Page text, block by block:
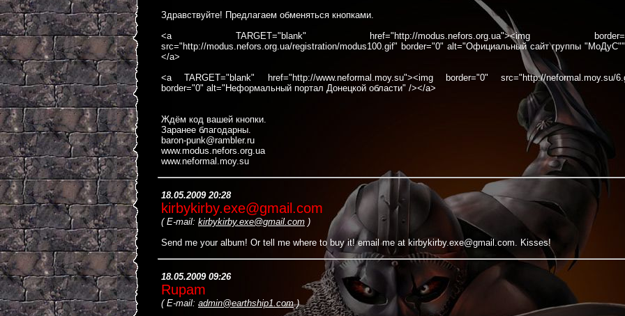
Здравствуйте! Предлагаем обменяться кнопками.
<a TARGET="blank" href="http://modus.nefors.org.ua"><img
src="http://modus.nefors.org.ua/registration/modus100.gif" border="0" alt="Официальный сайт группы
</a>
<a TARGET="blank" href="http://www.neformal.moy.su"><img border="0" src="http://neformal.moy.su/
border="0" alt="Неформальный портал Донецкой области" /></a>
Ждём код вашей кнопки.
Заранее благодарны.
baron-punk@rambler.ru
www.modus.nefors.org.ua
www.neformal.moy.su
18.05.2009 20:28
kirbykirby.exe@gmail.com
(E-mail: kirbykirby.exe@gmail.com )
Send me your album! Or tell me where to buy it! email me at kirbykirby.exe@gmail.com. Kisses!
18.05.2009 09:26
Rupam
(E-mail: admin@earthship1.com)